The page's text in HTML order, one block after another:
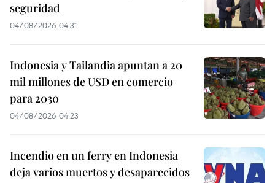
seguridad
04/08/2026 04:31
Indonesia y Tailandia apuntan a 20
mil millones de USD en comercio
para 2030
04/08/2026 04:23
Incendio en un ferry en Indonesia
deja varios muertos y desaparecidos